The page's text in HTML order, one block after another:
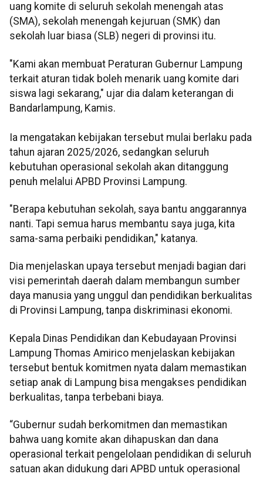
uang komite di seluruh sekolah menengah atas
(SMA), sekolah menengah kejuruan (SMK) dan
sekolah luar biasa (SLB) negeri di provinsi itu.
"Kami akan membuat Peraturan Gubernur Lampung
terkait aturan tidak boleh menarik uang komite dari
siswa lagi sekarang," ujar dia dalam keterangan di
Bandarlampung, Kamis.
Ia mengatakan kebijakan tersebut mulai berlaku pada
tahun ajaran 2025/2026, sedangkan seluruh
kebutuhan operasional sekolah akan ditanggung
penuh melalui APBD Provinsi Lampung.
"Berapa kebutuhan sekolah, saya bantu anggarannya
nanti. Tapi semua harus membantu saya juga, kita
sama-sama perbaiki pendidikan," katanya.
Dia menjelaskan upaya tersebut menjadi bagian dari
visi pemerintah daerah dalam membangun sumber
daya manusia yang unggul dan pendidikan berkualitas
di Provinsi Lampung, tanpa diskriminasi ekonomi.
Kepala Dinas Pendidikan dan Kebudayaan Provinsi
Lampung Thomas Amirico menjelaskan kebijakan
tersebut bentuk komitmen nyata dalam memastikan
setiap anak di Lampung bisa mengakses pendidikan
berkualitas, tanpa terbebani biaya.
“Gubernur sudah berkomitmen dan memastikan
bahwa uang komite akan dihapuskan dan dana
operasional terkait pengelolaan pendidikan di seluruh
satuan akan didukung dari APBD untuk operasional